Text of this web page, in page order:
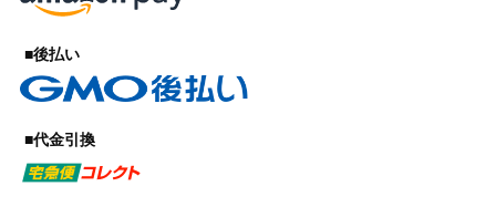
■後払い
■代金引換